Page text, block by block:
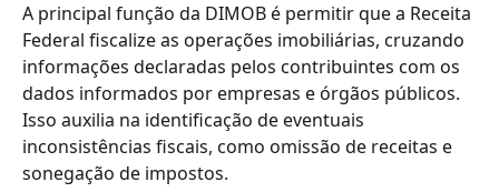
A principal função da DIMOB é permitir que a Receita
Federal fiscalize as operações imobiliárias, cruzando
informações declaradas pelos contribuintes com os
dados informados por empresas e órgãos públicos.
Isso auxilia na identificação de eventuais
inconsistências fiscais, como omissão de receitas e
sonegação de impostos.